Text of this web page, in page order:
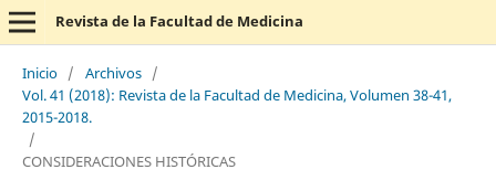
Revista de la Facultad de Medicina
Inicio / Archivos /
Vol. 41 (2018): Revista de la Facultad de Medicina, Volumen 38-41,
2015-2018.
/
CONSIDERACIONES HISTÓRICAS